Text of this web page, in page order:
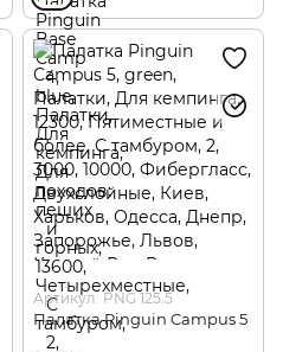
Артикул: PNG 125.5
Палатка Pinguin Campus 5